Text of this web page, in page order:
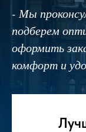
- Мы
подберем
оформить
комфорт и